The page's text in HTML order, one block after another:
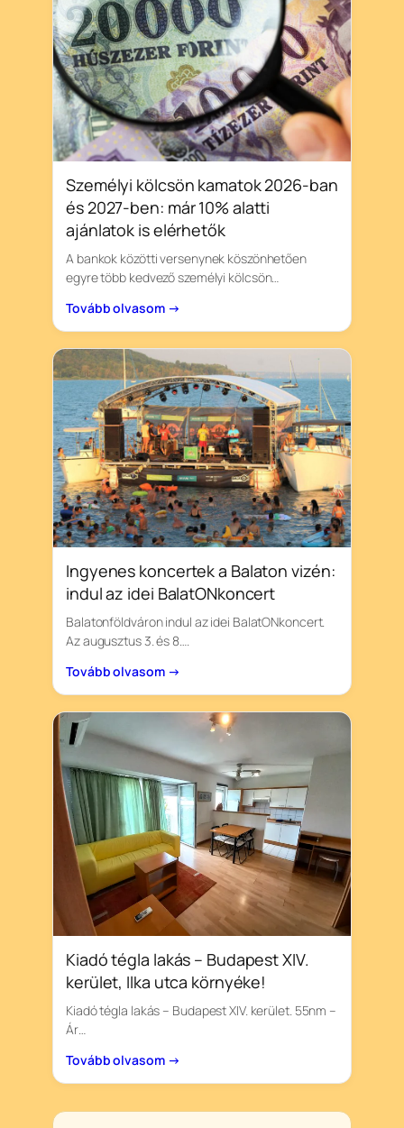
Személyi kölcsön kamatok 2026-ban
és 2027-ben: már 10% alatti
ajánlatok is elérhetők
A bankok közötti versenynek köszönhetően
egyre több kedvező személyi kölcsön…
Tovább olvasom →
Ingyenes koncertek a Balaton vizén:
indul az idei BalatONkoncert
Balatonföldváron indul az idei BalatONkoncert.
Az augusztus 3. és 8….
Tovább olvasom →
Kiadó tégla lakás – Budapest XIV.
kerület, Ilka utca környéke!
Kiadó tégla lakás – Budapest XIV. kerület. 55nm –
Ár…
Tovább olvasom →